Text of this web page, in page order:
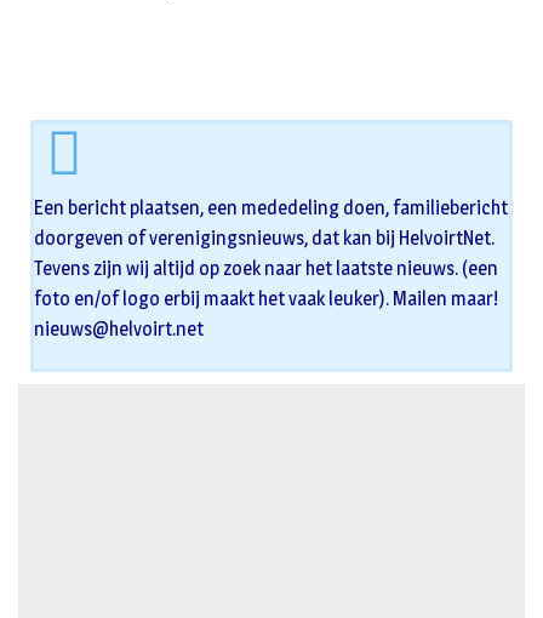
Een bericht plaatsen, een mededeling doen, familiebericht
doorgeven of verenigingsnieuws, dat kan bij HelvoirtNet.
Tevens zijn wij altijd op zoek naar het laatste nieuws. (een
foto en/of logo erbij maakt het vaak leuker). Mailen maar!
nieuws@helvoirt.net